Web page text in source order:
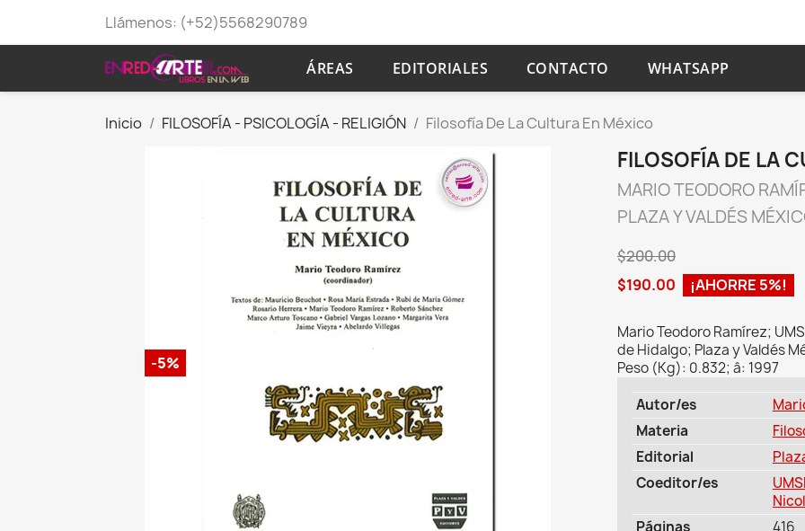
Llámenos: (+52)5568290789
ÁREAS EDITORIALES CONTACTO WHATSAPP
Inicio FILOSOFÍA - PSICOLOGÍA - RELIGIÓN Filosofía De La Cultura En México
-5%
FILOSOFÍA DE LA
MARIO TEODORO
PLAZA Y VALDÉS
$200.00
$190.00
¡AHORRE 5%!
Mario Teodoro Ramírez;
de Hidalgo; Plaza y Valdés
Peso (Kg): 0.832; â: 1997
Autor/es
Materia
Editorial
Coeditor/es
Páginas
416